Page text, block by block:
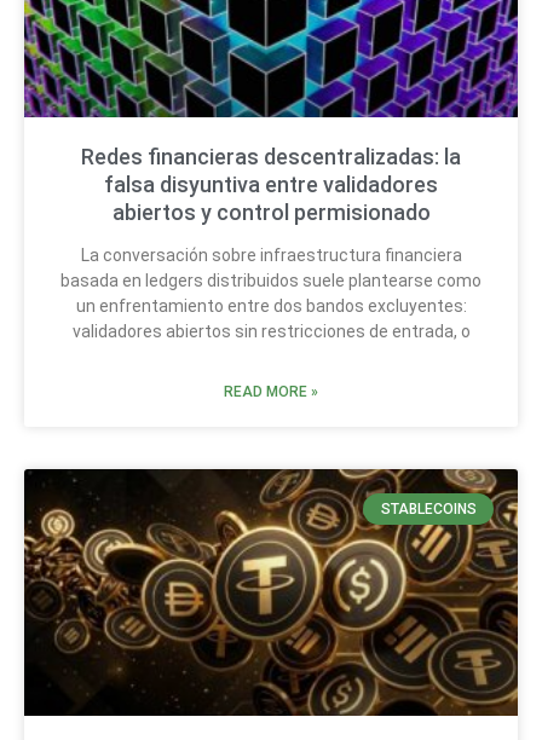
Redes financieras descentralizadas: la
falsa disyuntiva entre validadores
abiertos y control permisionado
La conversación sobre infraestructura financiera
basada en ledgers distribuidos suele plantearse como
un enfrentamiento entre dos bandos excluyentes:
validadores abiertos sin restricciones de entrada, o
READ MORE »
STABLECOINS